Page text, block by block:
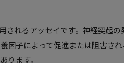
れるアッセイです。神経突起の
因子によって促進または阻害さ
ります。